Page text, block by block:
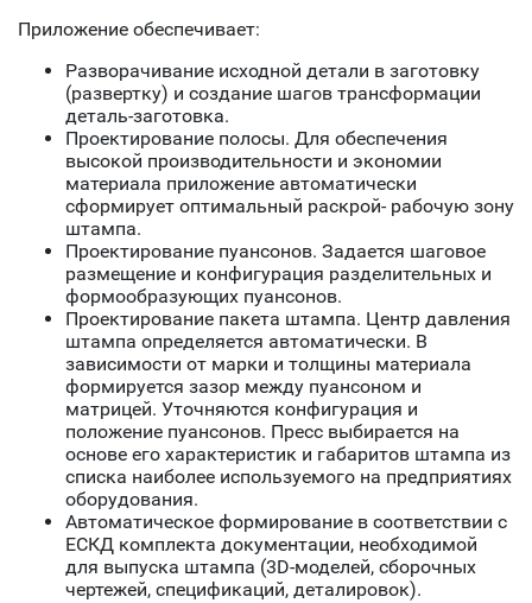
Приложение обеспечивает:
Разворачивание исходной детали в заготовку
(развертку) и создание шагов трансформации
деталь-заготовка.
Проектирование полосы. Для обеспечения
высокой производительности и экономии
материала приложение автоматически
сформирует оптимальный раскрой- рабочую зону
штампа.
Проектирование пуансонов. Задается шаговое
размещение и конфигурация разделительных и
формообразующих пуансонов.
Проектирование пакета штампа. Центр давления
штампа определяется автоматически. В
зависимости от марки и толщины материала
формируется зазор между пуансоном и
матрицей. Уточняются конфигурация и
положение пуансонов. Пресс выбирается на
основе его характеристик и габаритов штампа из
списка наиболее используемого на предприятиях
оборудования.
Автоматическое формирование в соответствии с
ЕСКД комплекта документации, необходимой
для выпуска штампа (3D-моделей, сборочных
чертежей, спецификаций, деталировок).